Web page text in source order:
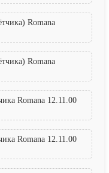
Romana
Romana
Romana 12.11.00
Romana 12.11.00